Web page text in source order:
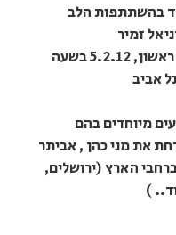
בהשתתפות הלב
זמיר
במסגרת פסטיבל "זמן פיוט" יום ראשון, 5.2.12 בשעה
מיוחדים בהם
את מני כהן , אביתר
הארץ (ירושלים,
)